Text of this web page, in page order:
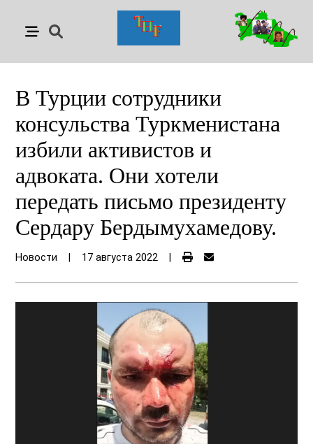
В Турции сотрудники
консульства Туркменистана
избили активистов и
адвоката. Они хотели
передать письмо президенту
Сердару Бердымухамедову.
Новости 17 августа 2022